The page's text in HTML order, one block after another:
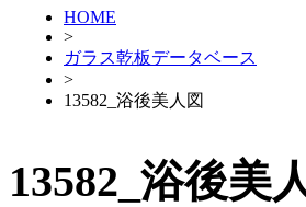
HOME
>
ガラス乾板データベース
>
13582_浴後美人図
13582_浴後美